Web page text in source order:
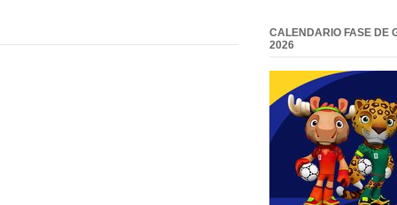
CALENDARIO FASE DE
2026